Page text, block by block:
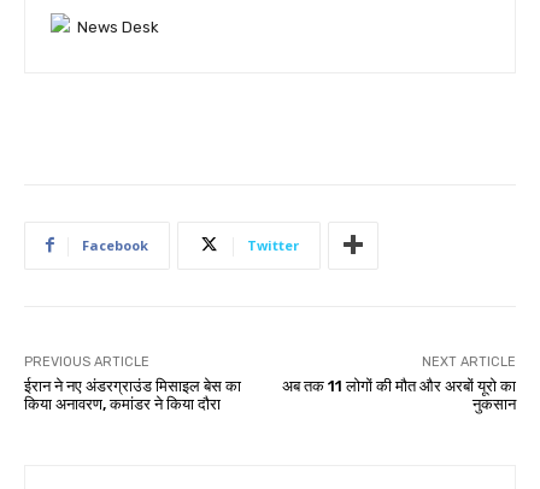
Facebook Twitter
PREVIOUS ARTICLE
ईरान ने नए अंडरग्राउंड मिसाइल बेस का
किया अनावरण, कमांडर ने किया दौरा
NEXT ARTICLE
अब तक 11 लोगों की मौत और अरबों यूरो का
नुकसान